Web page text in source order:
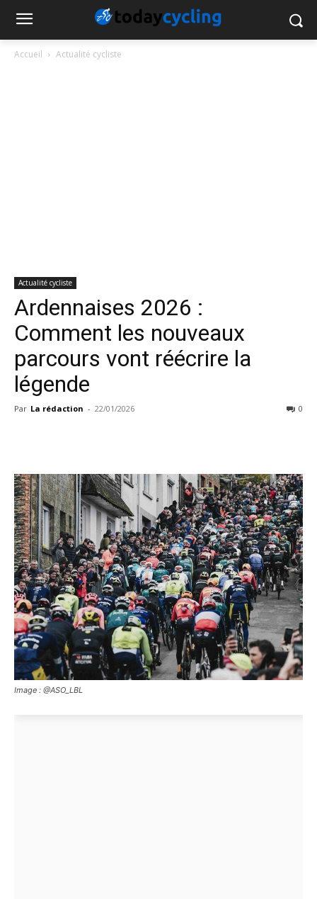
Accueil Actualité cycliste
Actualité cycliste
Ardennaises 2026 :
Comment les nouveaux
parcours vont réécrire la
légende
Par La rédaction - 22/01/2026 0
Image : @ASO_LBL